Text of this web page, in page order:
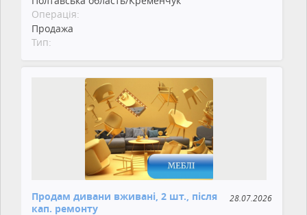
Операція:
Продажа
Тип:
Продам дивани вживані, 2 шт., після
кап. ремонту
28.07.2026